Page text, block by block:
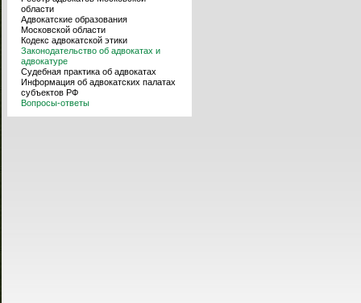
области
Адвокатские образования
Московской области
Кодекс адвокатской этики
Законодательство об адвокатах и
адвокатуре
Судебная практика об адвокатах
Информация об адвокатских палатах
субъектов РФ
Вопросы-ответы